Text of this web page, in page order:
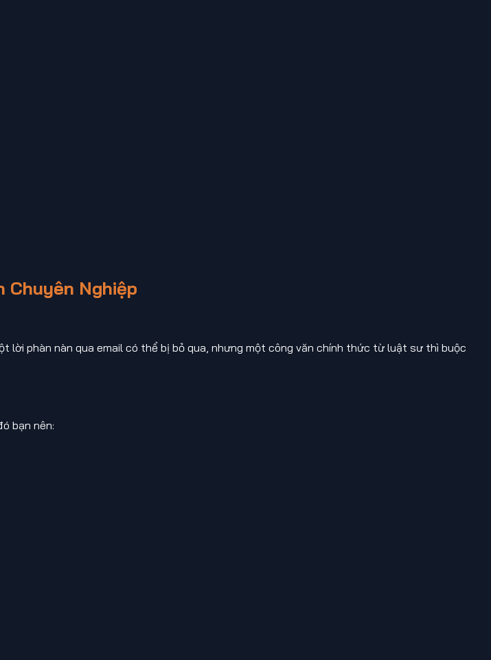
Chuyên Nghiệp
lời phàn nàn qua email có thể bị bỏ qua, nhưng một công văn chính thức từ luật sư thì buộc
bạn nên: